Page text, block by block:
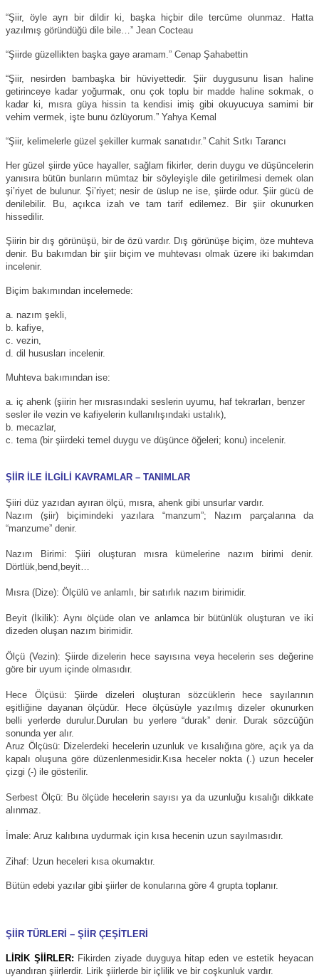
“Şiir, öyle ayrı bir dildir ki, başka hiçbir dile tercüme olunmaz. Hatta
yazılmış göründüğü dile bile…” Jean Cocteau
“Şiirde güzellikten başka gaye aramam.” Cenap Şahabettin
“Şiir, nesirden bambaşka bir hüviyettedir. Şiir duygusunu lisan haline
getirinceye kadar yoğurmak, onu çok toplu bir madde haline sokmak, o
kadar ki, mısra güya hissin ta kendisi imiş gibi okuyucuya samimi bir
vehim vermek, işte bunu özlüyorum.” Yahya Kemal
“Şiir, kelimelerle güzel şekiller kurmak sanatıdır.” Cahit Sıtkı Tarancı
Her güzel şiirde yüce hayaller, sağlam fikirler, derin duygu ve düşüncelerin
yanısıra bütün bunların mümtaz bir söyleyişle dile getirilmesi demek olan
şi’riyet de bulunur. Şi’riyet; nesir de üslup ne ise, şiirde odur. Şiir gücü de
denilebilir. Bu, açıkca izah ve tam tarif edilemez. Bir şiir okunurken
hissedilir.
Şiirin bir dış görünüşü, bir de özü vardır. Dış görünüşe biçim, öze muhteva
denir. Bu bakımdan bir şiir biçim ve muhtevası olmak üzere iki bakımdan
incelenir.
Biçim bakımından incelemede:
a. nazım şekli,
b. kafiye,
c. vezin,
d. dil hususları incelenir.
Muhteva bakımından ise:
a. iç ahenk (şiirin her mısrasındaki seslerin uyumu, haf tekrarları, benzer
sesler ile vezin ve kafiyelerin kullanılışındaki ustalık),
b. mecazlar,
c. tema (bir şiirdeki temel duygu ve düşünce öğeleri; konu) incelenir.
ŞİİR İLE İLGİLİ KAVRAMLAR – TANIMLAR
Şiiri düz yazıdan ayıran ölçü, mısra, ahenk gibi unsurlar vardır.
Nazım (şiir) biçimindeki yazılara “manzum”; Nazım parçalarına da
“manzume” denir.
Nazım Birimi: Şiiri oluşturan mısra kümelerine nazım birimi denir.
Dörtlük,bend,beyit…
Mısra (Dize): Ölçülü ve anlamlı, bir satırlık nazım birimidir.
Beyit (İkilik): Aynı ölçüde olan ve anlamca bir bütünlük oluşturan ve iki
dizeden oluşan nazım birimidir.
Ölçü (Vezin): Şiirde dizelerin hece sayısına veya hecelerin ses değerine
göre bir uyum içinde olmasıdır.
Hece Ölçüsü: Şiirde dizeleri oluşturan sözcüklerin hece sayılarının
eşitliğine dayanan ölçüdür. Hece ölçüsüyle yazılmış dizeler okunurken
belli yerlerde durulur.Durulan bu yerlere “durak” denir. Durak sözcüğün
sonunda yer alır.
Aruz Ölçüsü: Dizelerdeki hecelerin uzunluk ve kısalığına göre, açık ya da
kapalı oluşuna göre düzenlenmesidir.Kısa heceler nokta (.) uzun heceler
çizgi (-) ile gösterilir.
Serbest Ölçü: Bu ölçüde hecelerin sayısı ya da uzunluğu kısalığı dikkate
alınmaz.
İmale: Aruz kalıbına uydurmak için kısa hecenin uzun sayılmasıdır.
Zihaf: Uzun heceleri kısa okumaktır.
Bütün edebi yazılar gibi şiirler de konularına göre 4 grupta toplanır.
ŞİİR TÜRLERİ – ŞİİR ÇEŞİTLERİ
LİRİK ŞİİRLER: Fikirden ziyade duyguya hitap eden ve estetik heyacan
uyandıran şiirlerdir. Lirik şiirlerde bir içlilik ve bir coşkunluk vardır.